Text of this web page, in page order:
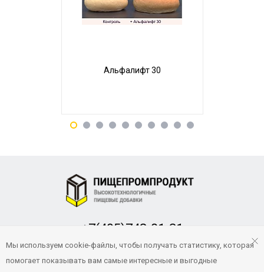
Альфалифт 30
+7(495)748-01-31
Заказать обратный звонок
Мы используем cookie-файлы, чтобы получать статистику, которая
помогает показывать вам самые интересные и выгодные